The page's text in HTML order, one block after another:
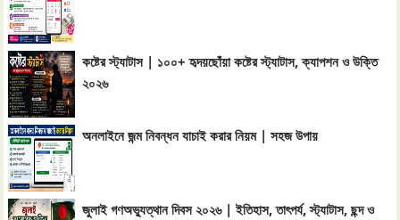
কষ্টের স্ট্যাটাস | ১০০+ হৃদয়ছোঁয়া কষ্টের স্ট্যাটাস, ক্যাপশন ও উক্তি
২০২৬
অনলাইনে জন্ম নিবন্ধন যাচাই করার নিয়ম | সহজ উপায়
জুলাই গণঅভ্যুত্থান দিবস ২০২৬ | ইতিহাস, তাৎপর্য, স্ট্যাটাস, ছন্দ ও